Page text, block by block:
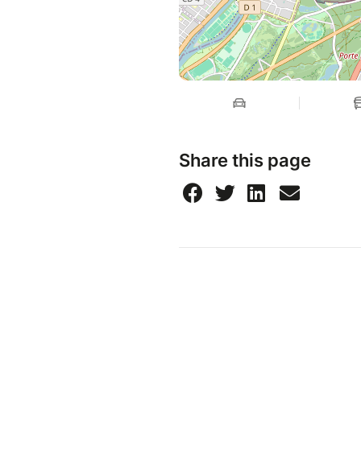
Share this page